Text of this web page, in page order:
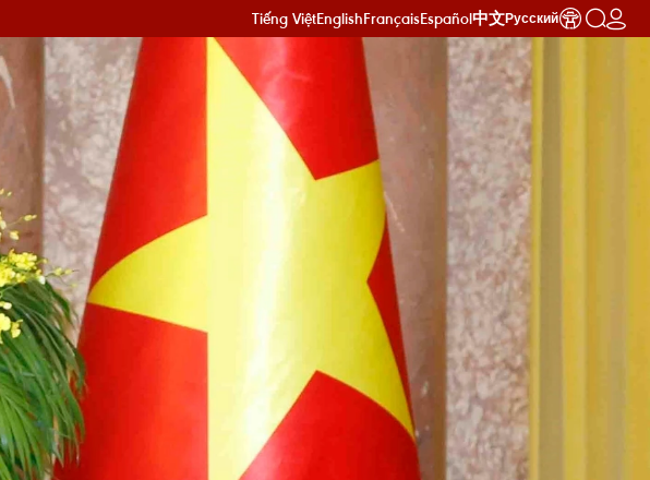
Tiếng ViệtEnglishFrançaisEspañol中文Русский